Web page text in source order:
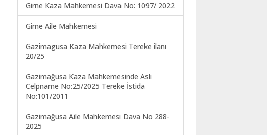
Girne Kaza Mahkemesi Dava No: 1097/ 2022
Girne Aile Mahkemesi
Gazimagusa Kaza Mahkemesi Tereke ilanı
20/25
Gazimağusa Kaza Mahkemesinde Asli
Celpname No:25/2025 Tereke İstida
No:101/2011
Gazimağusa Aile Mahkemesi Dava No 288-
2025